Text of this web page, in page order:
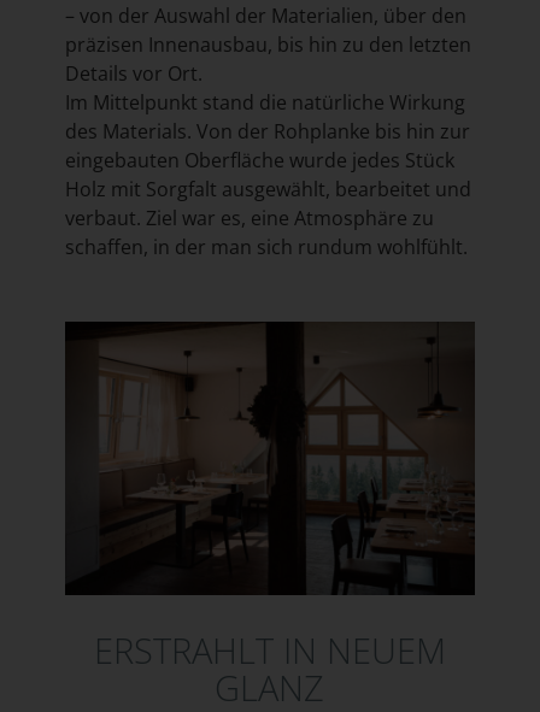
– von der Auswahl der Materialien, über den
präzisen Innenausbau, bis hin zu den letzten
Details vor Ort.
Im Mittelpunkt stand die natürliche Wirkung
des Materials. Von der Rohplanke bis hin zur
eingebauten Oberfläche wurde jedes Stück
Holz mit Sorgfalt ausgewählt, bearbeitet und
verbaut. Ziel war es, eine Atmosphäre zu
schaffen, in der man sich rundum wohlfühlt.
ERSTRAHLT IN NEUEM
GLANZ